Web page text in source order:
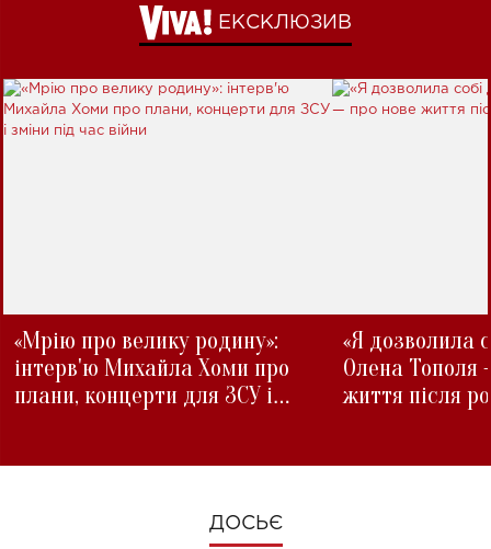
ЕКСКЛЮЗИВ
«Мрію про велику родину»:
інтерв'ю Михайла Хоми про
плани, концерти для ЗСУ і
«Я дозволила
Олена Тополя
життя після
ДОСЬЄ